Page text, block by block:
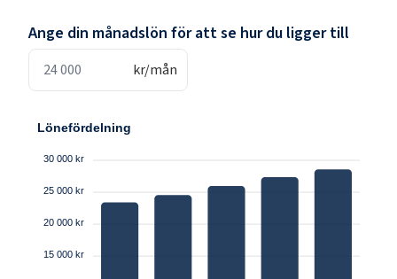
Ange din månadslön för att se hur du ligger till
kr/mån
Lönefördelning
30 000 kr
25 000 kr
20 000 kr
15 000 kr